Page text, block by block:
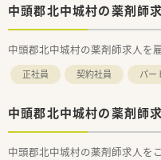
中頭郡北中城村の薬剤師
中頭郡北中城村の薬剤師求人を
正社員 契約社員 パー
中頭郡北中城村の薬剤師
中頭郡北中城村の薬剤師求人を